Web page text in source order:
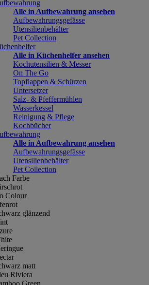
Alle in Aufbewahrung ansehen
Aufbewahrungsgefässe
Utensilienbehälter
Pet Collection
Alle in Küchenhelfer ansehen
Kochutensilien & Messer
On The Go
Topflappen & Schürzen
Untersetzer
Salz- & Pfeffermühlen
Wasserkessel
Reinigung & Pflege
Kochbücher
Alle in Aufbewahrung ansehen
Aufbewahrungsgefässe
Utensilienbehälter
Pet Collection
Farbe
Colour
glänzend
matt
Riviera
Green